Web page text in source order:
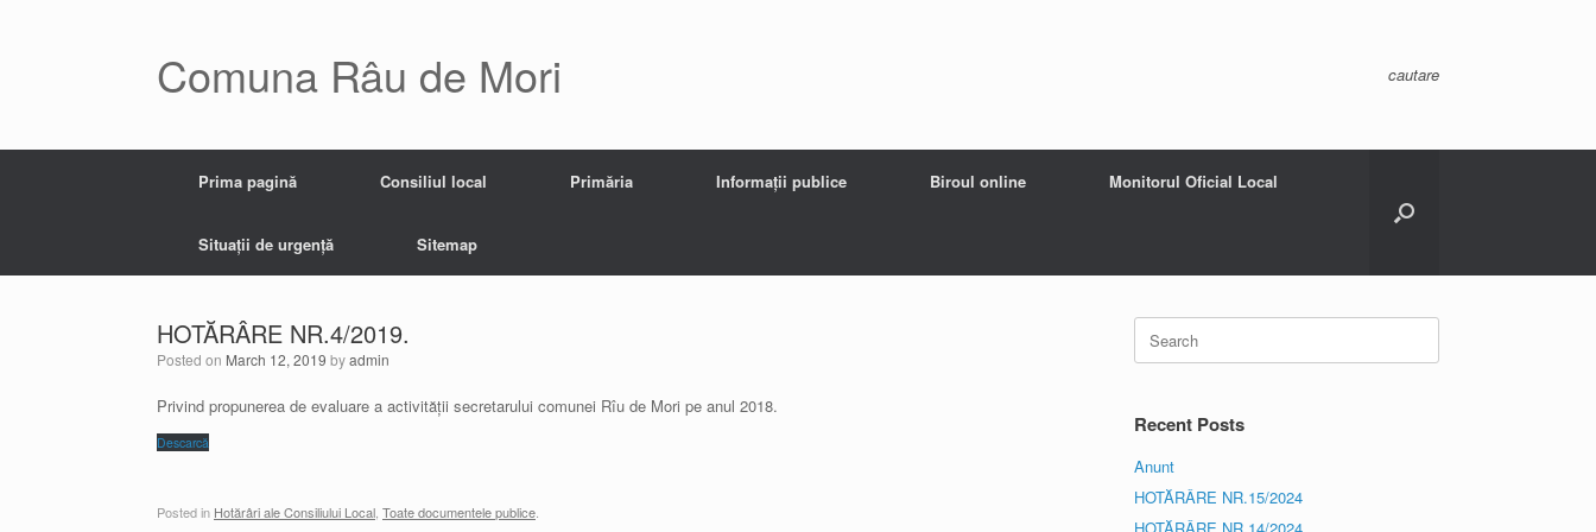
Comuna Râu de Mori cautare
Prima pagină Consiliul local Primăria Informații publice Biroul online Monitorul Oficial Local
Situații de urgență Sitemap
HOTĂRÂRE NR.4/2019.
Posted on March 12, 2019 byadmin
Privind propunerea de evaluare a activității secretarului comunei Rîu de Mori pe anul 2018.
Descarcă
Posted in Hotărâri ale Consiliului Local Toate documentele publice
Search
for:
Recent Posts
Anunt
HOTĂRÂRE NR.15/2024